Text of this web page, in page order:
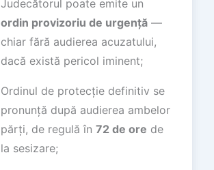
Judecătorul poate emite un
ordin provizoriu de urgență —
chiar fără audierea acuzatului,
dacă există pericol iminent;
Ordinul de protecție definitiv se
pronunță după audierea ambelor
părți, de regulă în 72 de ore de
la sesizare;